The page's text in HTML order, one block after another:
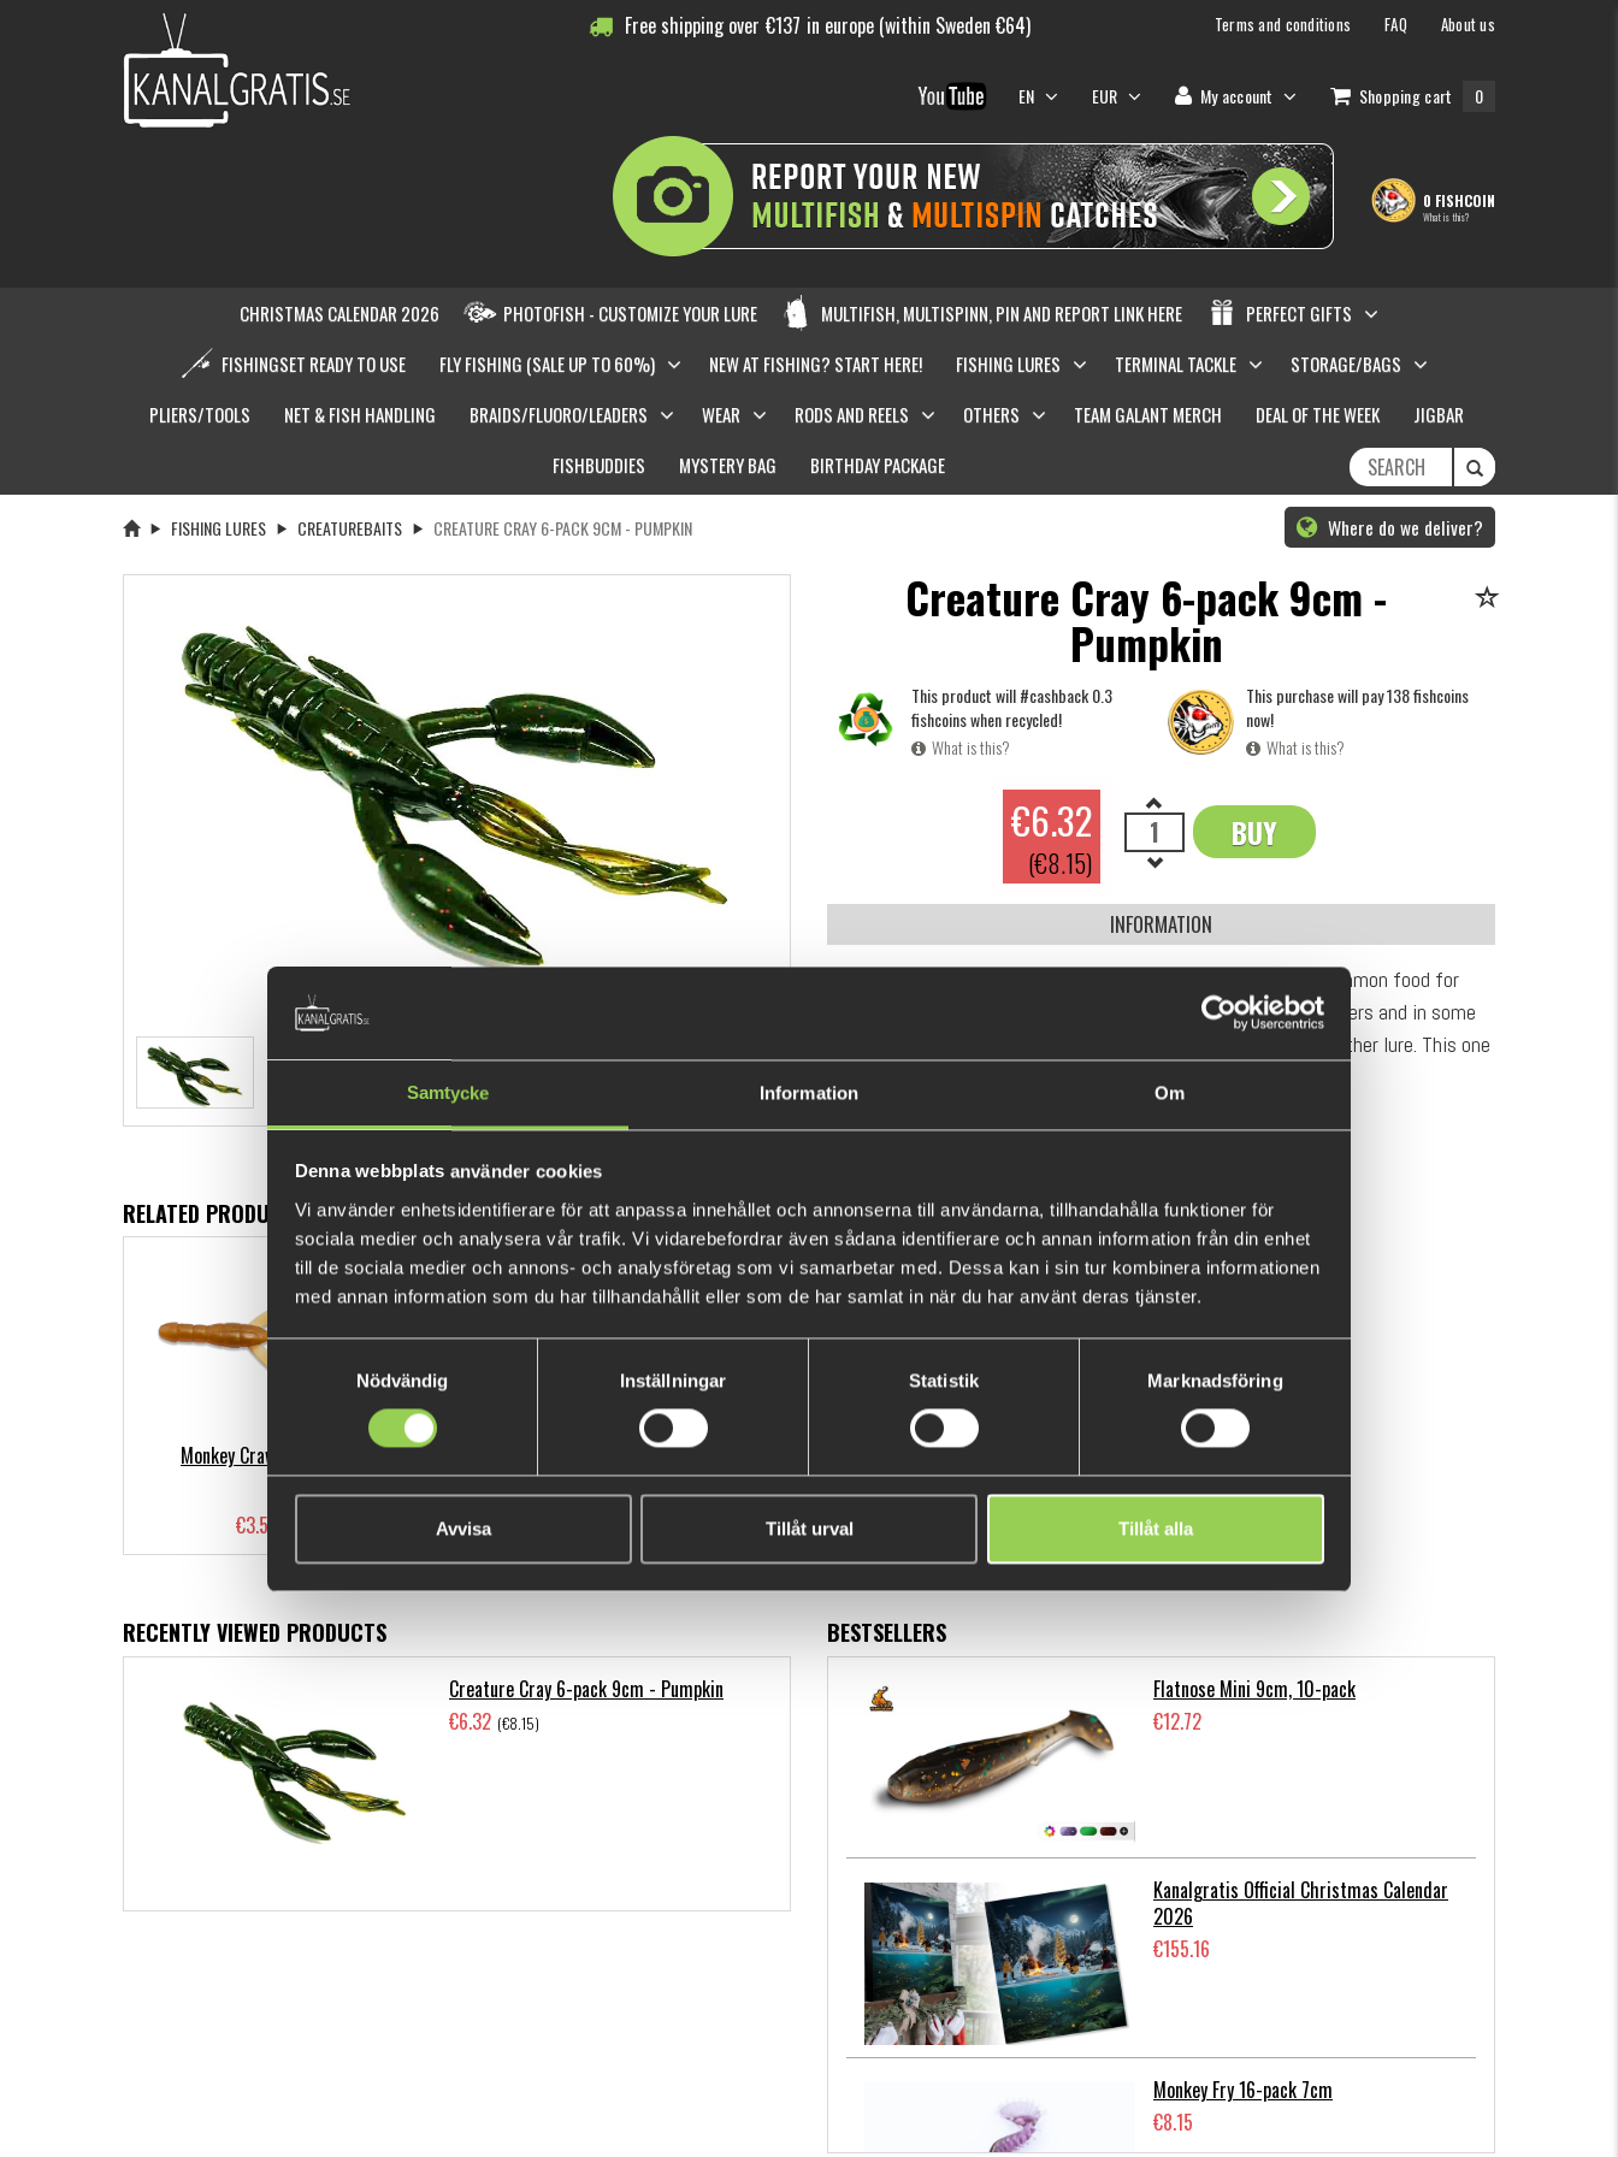
Samtycke Information Om
Denna webbplats använder cookies
Vi använder enhetsidentifierare för att anpassa innehållet och annonserna till användarna, tillhandahålla funktioner för
sociala medier och analysera vår trafik. Vi vidarebefordrar även sådana identifierare och annan information från din enhet
till de sociala medier och annons- och analysföretag som vi samarbetar med. Dessa kan i sin tur kombinera informationen
med annan information som du har tillhandahållit eller som de har samlat in när du har använt deras tjänster.
Samtyckesval
Nödvändig
Inställningar Statistik Marknadsföring
Avvisa Tillåt urval Tillåt alla
Free shipping over €137 in europe (within Sweden €64) Terms and conditions FAQ About us
EN EUR My account Shopping cart 0
0 FISHCOIN
What is this?
CHRISTMAS CALENDAR 2026 PHOTOFISH - CUSTOMIZE YOUR LURE MULTIFISH, MULTISPINN, PIN AND REPORT LINK HERE
PERFECT GIFTS
FISHINGSET READY TO USE
FLY FISHING (SALE UP TO 60%) NEW AT FISHING? START HERE! FISHING LURES TERMINAL TACKLE
STORAGE/BAGS
PLIERS/TOOLS
NET & FISH HANDLING BRAIDS/FLUORO/LEADERS WEAR RODS AND REELS OTHERS TEAM GALANT MERCH DEAL OF THE WEEK
JIGBAR
FISHBUDDIES
MYSTERY BAG BIRTHDAY PACKAGE
FISHING LURES CREATUREBAITS CREATURE CRAY 6-PACK 9CM - PUMPKIN Where do we deliver?
Creature Cray 6-pack 9cm -
Pumpkin
This product will #cashback 0.3
fishcoins when recycled!
What is this?
This purchase will pay 138 fishcoins
now!
What is this?
€6.32
(€8.15)
BUY
OK
INFORMATION
New craw from M-WAR. Small baitfish is probably the most common food for
perch and other predatory fish in most waters, but in some waters and in some
situations a crawfish imitation can COMPLETELY outfish any other lure. This one
SHOW MORE
RELATED PRODUCTS
Monkey Craw 8-pack 9,5cm
€3.57
Pig Craw 4-pack 10 cm
RECENTLY VIEWED PRODUCTS
Creature Cray 6-pack 9cm - Pumpkin
€6.32 (€8.15)
BESTSELLERS
Flatnose Mini 9cm, 10-pack
€12.72
Kanalgratis Official Christmas Calendar
2026
€155.16
Monkey Fry 16-pack 7cm
€8.15